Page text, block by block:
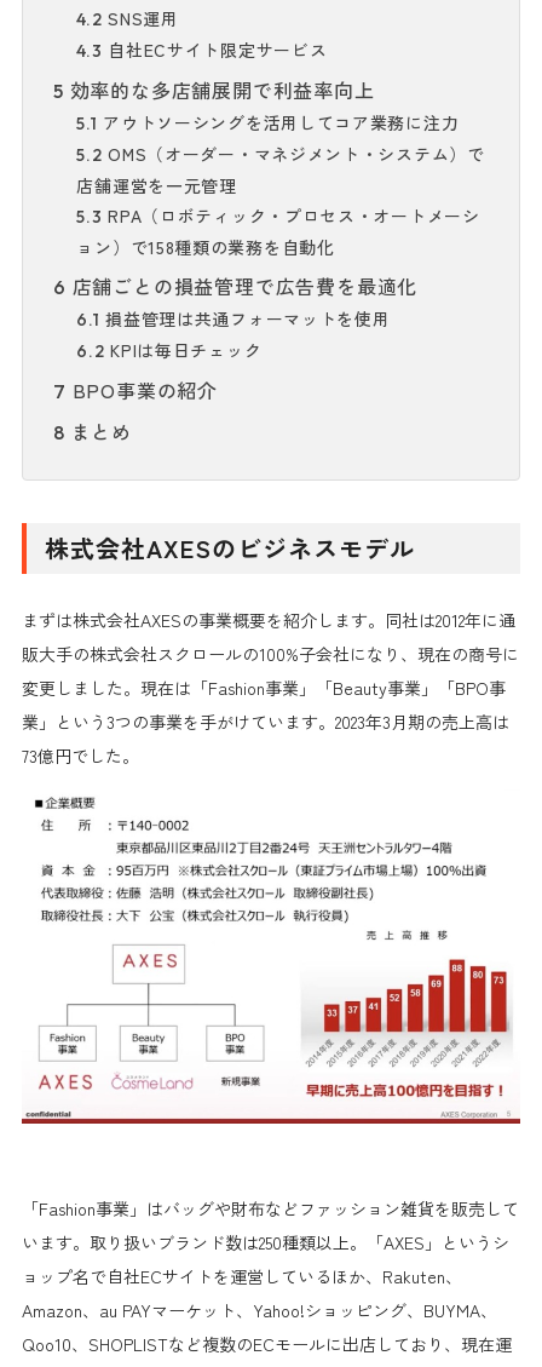
4.2 SNS運用
4.3 自社ECサイト限定サービス
5 効率的な多店舗展開で利益率向上
5.1 アウトソーシングを活用してコア業務に注力
5.2 OMS（オーダー・マネジメント・システム）で
店舗運営を一元管理
5.3 RPA（ロボティック・プロセス・オートメーシ
ョン）で158種類の業務を自動化
6 店舗ごとの損益管理で広告費を最適化
6.1 損益管理は共通フォーマットを使用
6.2 KPIは毎日チェック
7 BPO事業の紹介
8 まとめ
株式会社AXESのビジネスモデル
まずは株式会社AXESの事業概要を紹介します。同社は2012年に通
販大手の株式会社スクロールの100%子会社になり、現在の商号に
変更しました。現在は「Fashion事業」「Beauty事業」「BPO事
業」という3つの事業を手がけています。2023年3月期の売上高は
73億円でした。
「Fashion事業」はバッグや財布などファッション雑貨を販売して
います。取り扱いブランド数は250種類以上。「AXES」というシ
ョップ名で自社ECサイトを運営しているほか、Rakuten、
Amazon、au PAYマーケット、Yahoo!ショッピング、BUYMA、
Qoo10、SHOPLISTなど複数のECモールに出店しており、現在運